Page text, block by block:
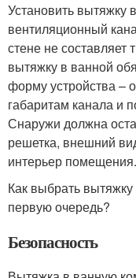
Установить
вентиляционный
стене не составляет
вытяжку в ванной
форму устройства –
габаритам канала и
Снаружи должна
решетка, внешний
интерьер помещения.
Как выбрать вытяжку
первую очередь?
Безопасность